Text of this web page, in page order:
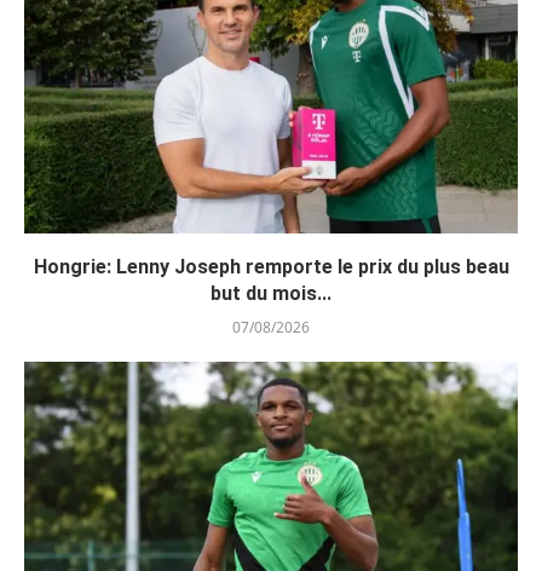
Hongrie: Lenny Joseph remporte le prix du plus beau
but du mois...
07/08/2026